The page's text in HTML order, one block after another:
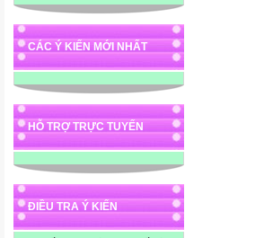
CÁC Ý KIẾN MỚI NHẤT
HỖ TRỢ TRỰC TUYẾN
ĐIỀU TRA Ý KIẾN